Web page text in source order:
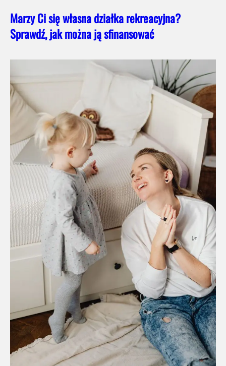
Marzy Ci się własna działka rekreacyjna?
Sprawdź, jak można ją sfinansować